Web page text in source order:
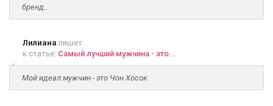
бренд...
Лилиана пишет
к статье: Самый лучший мужчина - это...
Мой идеал мужчин - это Чон Хосок.